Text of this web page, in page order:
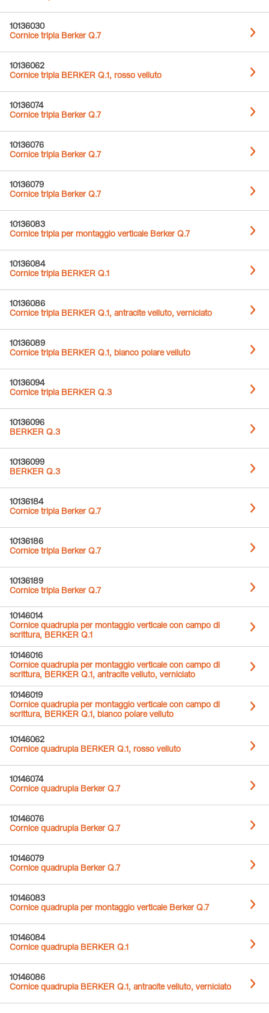
10136030
Cornice tripla Berker Q.7
10136062
Cornice tripla BERKER Q.1, rosso velluto
10136074
Cornice tripla Berker Q.7
10136076
Cornice tripla Berker Q.7
10136079
Cornice tripla Berker Q.7
10136083
Cornice tripla per montaggio verticale Berker Q.7
10136084
Cornice tripla BERKER Q.1
10136086
Cornice tripla BERKER Q.1, antracite velluto, verniciato
10136089
Cornice tripla BERKER Q.1, bianco polare velluto
10136094
Cornice tripla BERKER Q.3
10136096
BERKER Q.3
10136099
BERKER Q.3
10136184
Cornice tripla Berker Q.7
10136186
Cornice tripla Berker Q.7
10136189
Cornice tripla Berker Q.7
10146014
Cornice quadrupla per montaggio verticale con campo di
scrittura, BERKER Q.1
10146016
Cornice quadrupla per montaggio verticale con campo di
scrittura, BERKER Q.1, antracite velluto, verniciato
10146019
Cornice quadrupla per montaggio verticale con campo di
scrittura, BERKER Q.1, bianco polare velluto
10146062
Cornice quadrupla BERKER Q.1, rosso velluto
10146074
Cornice quadrupla Berker Q.7
10146076
Cornice quadrupla Berker Q.7
10146079
Cornice quadrupla Berker Q.7
10146083
Cornice quadrupla per montaggio verticale Berker Q.7
10146084
Cornice quadrupla BERKER Q.1
10146086
Cornice quadrupla BERKER Q.1, antracite velluto, verniciato